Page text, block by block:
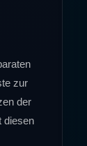
zur
der
diesen